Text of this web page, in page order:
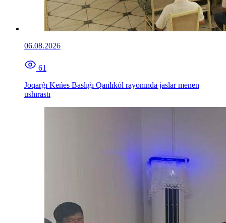
06.08.2026
61
Joqarǵı Keńes Baslıǵı Qanlıkól rayonında jaslar menen
ushırastı